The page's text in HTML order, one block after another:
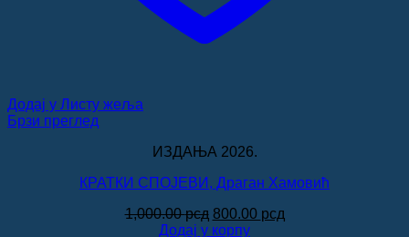
Додај у Листу жеља
Брзи преглед
ИЗДАЊА 2026.
КРАТКИ СПОЈЕВИ, Драган Хамовић
1,000.00рсд Оригинална
цена
800.00 рсдТренутна
Додај у корпу